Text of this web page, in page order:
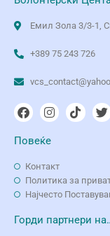
Емил Зола 3/3-1,
+389 75 243 726
Повеќе
Контакт
Политика за
Најчесто
Горди партнери